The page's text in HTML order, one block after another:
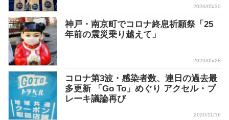
2020/05/30
神戸・南京町でコロナ終息祈願祭「25
年前の震災乗り越えて」
2020/05/28
コロナ第3波・感染者数、連日の過去最
多更新 「Go To」めぐり アクセル・ブ
レーキ議論再び
2020/11/16